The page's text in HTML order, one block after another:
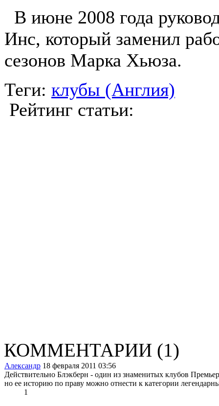
В июне 2008 года
Инс, который заменил
сезонов Марка Хьюза.
Теги: клубы (Англия)
Рейтинг статьи:
КОММЕНТАРИИ (1)
Александр 18 февраля 2011 03:56
Действительно Блэкберн - один из знаменитых клубов
но ее историю по праву можно отнести к категории
1